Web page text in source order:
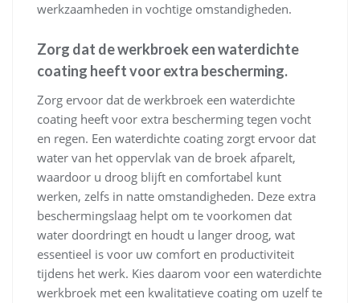
werkzaamheden in vochtige omstandigheden.
Zorg dat de werkbroek een waterdichte
coating heeft voor extra bescherming.
Zorg ervoor dat de werkbroek een waterdichte
coating heeft voor extra bescherming tegen vocht
en regen. Een waterdichte coating zorgt ervoor dat
water van het oppervlak van de broek afparelt,
waardoor u droog blijft en comfortabel kunt
werken, zelfs in natte omstandigheden. Deze extra
beschermingslaag helpt om te voorkomen dat
water doordringt en houdt u langer droog, wat
essentieel is voor uw comfort en productiviteit
tijdens het werk. Kies daarom voor een waterdichte
werkbroek met een kwalitatieve coating om uzelf te